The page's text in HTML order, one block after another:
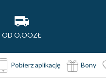
OD O,OOZŁ
Pobierz aplikację Bony